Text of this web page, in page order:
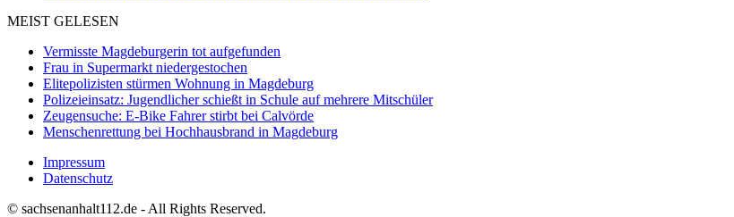
MEIST GELESEN
Vermisste Magdeburgerin tot aufgefunden
Frau in Supermarkt niedergestochen
Elitepolizisten stürmen Wohnung in Magdeburg
Polizeieinsatz: Jugendlicher schießt in Schule auf mehrere Mitschüler
Zeugensuche: E-Bike Fahrer stirbt bei Calvörde
Menschenrettung bei Hochhausbrand in Magdeburg
Impressum
Datenschutz
© sachsenanhalt112.de - All Rights Reserved.